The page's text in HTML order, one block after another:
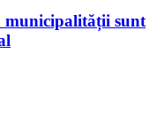
municipalității sunt